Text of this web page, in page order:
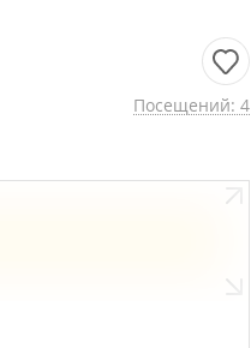
Посещений: 4